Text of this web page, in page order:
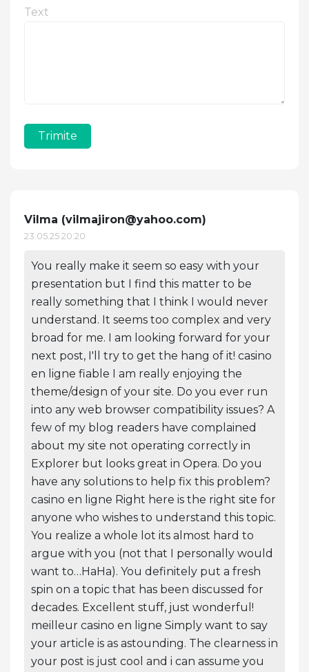
Text
Trimite
Vilma (vilmajiron@yahoo.com)
23.05.25 20:20
You really make it seem so easy with your
presentation but I find this matter to be
really something that I think I would never
understand. It seems too complex and very
broad for me. I am looking forward for your
next post, I'll try to get the hang of it! casino
en ligne fiable I am really enjoying the
theme/design of your site. Do you ever run
into any web browser compatibility issues? A
few of my blog readers have complained
about my site not operating correctly in
Explorer but looks great in Opera. Do you
have any solutions to help fix this problem?
casino en ligne Right here is the right site for
anyone who wishes to understand this topic.
You realize a whole lot its almost hard to
argue with you (not that I personally would
want to…HaHa). You definitely put a fresh
spin on a topic that has been discussed for
decades. Excellent stuff, just wonderful!
meilleur casino en ligne Simply want to say
your article is as astounding. The clearness in
your post is just cool and i can assume you